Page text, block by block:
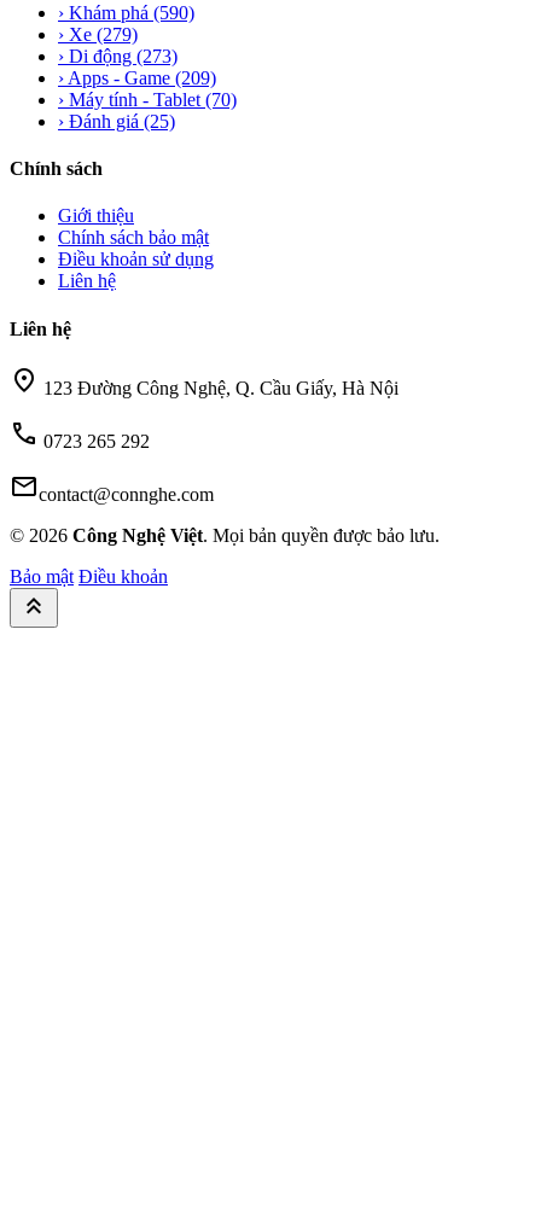
› Khám phá (590)
› Xe (279)
› Di động (273)
› Apps - Game (209)
› Máy tính - Tablet (70)
› Đánh giá (25)
Chính sách
Giới thiệu
Chính sách bảo mật
Điều khoản sử dụng
Liên hệ
Liên hệ
location_on 123 Đường Công Nghệ, Q. Cầu Giấy, Hà Nội
call 0723 265 292
mailcontact@connghe.com
© 2026 Công Nghệ Việt. Mọi bản quyền được bảo lưu.
Bảo mật Điều khoản
keyboard_double_arrow_up